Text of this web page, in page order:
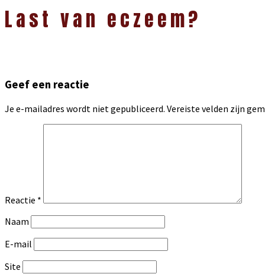
Interacties
Last van eczeem?
Geef een reactie
Je e-mailadres wordt niet gepubliceerd. Vereiste velden zijn
Reactie *
Naam
E-mail
Site